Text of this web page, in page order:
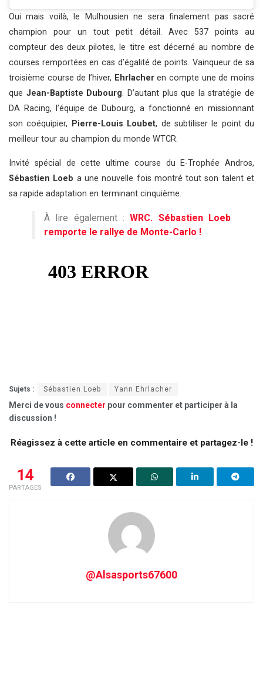
Oui mais voilà, le Mulhousien ne sera finalement pas sacré
champion pour un tout petit détail. Avec 537 points au
compteur des deux pilotes, le titre est décerné au nombre de
courses remportées en cas d’égalité de points. Vainqueur de sa
troisième course de l’hiver, Ehrlacheren compte une de moins
que Jean-Baptiste Dubourg. D’autant plus que la stratégie de
DA Racing, l’équipe de Dubourg, a fonctionné en missionnant
son coéquipier,
Pierre-Louis Loubet, de subtiliser le point du
meilleur tour au champion du monde WTCR.
Invité spécial de cette ultime course du E-Trophée Andros,
Sébastien Loeb a une nouvelle fois montré tout son talent et
sa rapide adaptation en terminant cinquième.
À lire également :WRC. Sébastien Loeb
remporte le rallye de Monte-Carlo !
Sujets : Sébastien Loeb Yann Ehrlacher
Merci de vous connecter pour commenter et participer à la
discussion !
Réagissez à cette article en commentaire et partagez-le !
14
PARTAGES
@Alsasports67600